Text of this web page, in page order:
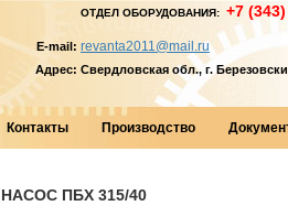
ОТДЕЛ ОБОРУДОВАНИЯ: +7
E-mail: revanta2011@mail.ru
Адрес: Свердловская обл., г.
Контакты Производство
НАСОС ПБХ 315/40